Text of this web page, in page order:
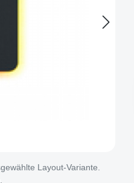
Layout-Variante.